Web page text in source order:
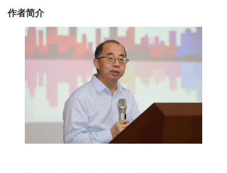
作者简介